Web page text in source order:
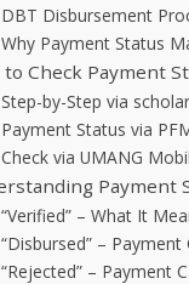
DBT Disbursement
Why Payment Status
to Check Payment
Step-by-Step via
Payment Status via
Check via UMANG
Payment
“Verified” – What It
“Disbursed” –
“Rejected” – Payment